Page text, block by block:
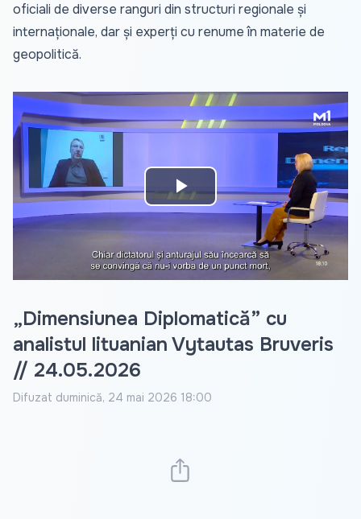
oficiali de diverse ranguri din structuri regionale și
internaționale, dar și experți cu renume în materie de
geopolitică.
Play
Video
„Dimensiunea Diplomatică” cu
analistul lituanian Vytautas Bruveris
// 24.05.2026
Difuzat duminică, 24 mai 2026 18:00